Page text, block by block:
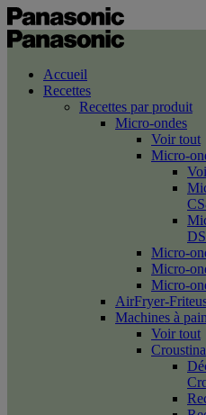
Accueil
Recettes
Recettes par produit
Micro-ondes
Voir tout
Micro-
Micro-
Micro-
Micro-
AirFryer-
Machines à pain
Voir tout
Croustina